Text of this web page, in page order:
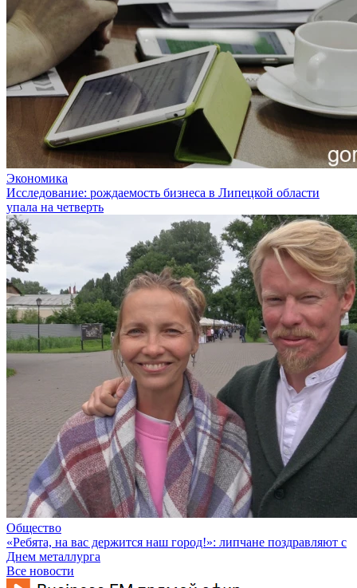
Экономика
Исследование: рождаемость бизнеса в Липецкой области
упала на четверть
Общество
«Ребята, на вас держится наш город!»: липчане поздравляют с
Днем металлурга
Все новости